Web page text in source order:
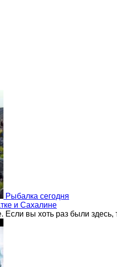
Рыбалка сегодня
и Сахалине
Если вы хоть раз были здесь,